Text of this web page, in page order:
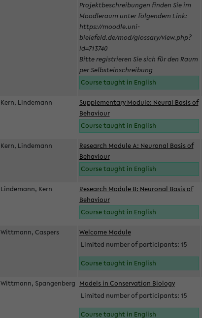
Projektbeschreibungen finden Sie im
Moodleraum unter folgendem Link:
https://moodle.uni-
bielefeld.de/mod/glossary/view.php?
id=713740
Bitte registrieren Sie sich für den Raum
per Selbsteinschreibung
Course taught in English
Kern, Lindemann
Supplementary Module: Neural Basis of
Behaviour
Course taught in English
Kern, Lindemann
Research Module A: Neuronal Basis of
Behaviour
Course taught in English
Lindemann, Kern
Research Module B: Neuronal Basis of
Behaviour
Course taught in English
Wittmann, Caspers
Welcome Module
Limited number of participants: 15
Course taught in English
Wittmann, Spangenberg Models in Conservation Biology
Limited number of participants: 15
Course taught in English